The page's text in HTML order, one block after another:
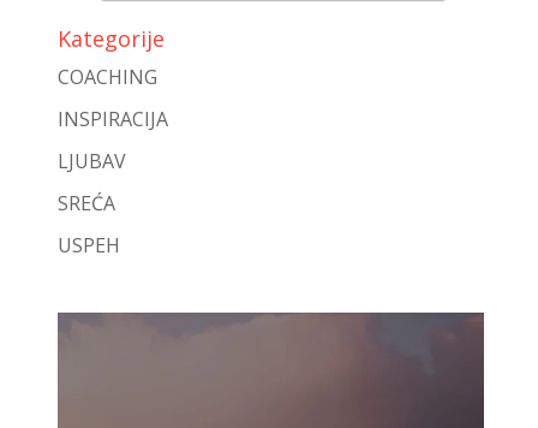
Kategorije
COACHING
INSPIRACIJA
LJUBAV
SREĆA
USPEH